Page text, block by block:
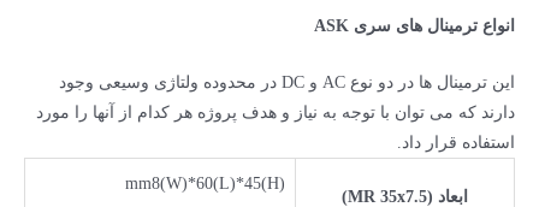
انواع ترمینال های سری ASK
این ترمینال­ ها در دو نوع AC و DC در محدوده ولتاژی وسیعی وجود
دارند که می ­توان با توجه به نیاز و هدف پروژه هر کدام از آنها را مورد
استفاده قرار داد.
ابعاد (MR 35x7.5)
mm8(W)*60(L)*45(H)